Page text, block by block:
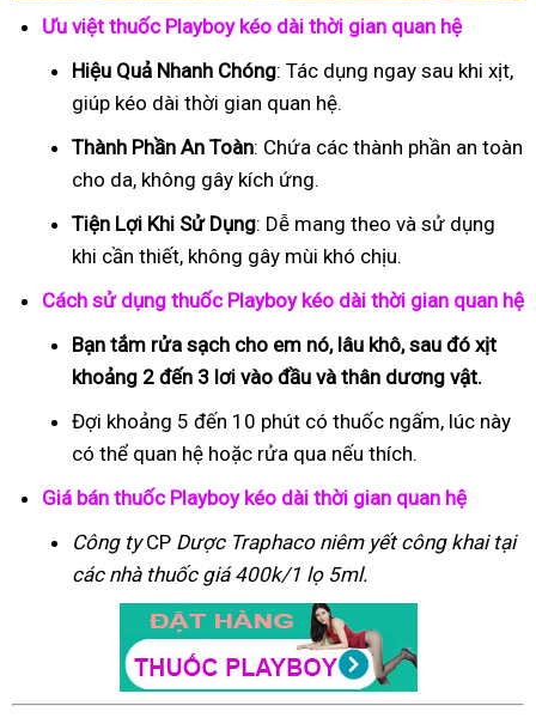
Ưu việt thuốc Playboy kéo dài thời gian quan hệ
Hiệu Quả Nhanh Chóng: Tác dụng ngay sau khi xịt,
giúp kéo dài thời gian quan hệ.
Thành Phần An Toàn: Chứa các thành phần an toàn
cho da, không gây kích ứng.
Tiện Lợi Khi Sử Dụng: Dễ mang theo và sử dụng
khi cần thiết, không gây mùi khó chịu.
Cách sử dụng thuốc Playboy kéo dài thời gian quan hệ
Bạn tắm rửa sạch cho em nó, lâu khô, sau đó xịt
khoảng 2 đến 3 lơi vào đầu và thân dương vật.
Đợi khoảng 5 đến 10 phút có thuốc ngấm, lúc này
có thể quan hệ hoặc rửa qua nếu thích.
Giá bán thuốc Playboy kéo dài thời gian quan hệ
Công tyCP Dược Traphaconiêm yết công khai tại
các nhà thuốc giá 400k/1 lọ 5ml.